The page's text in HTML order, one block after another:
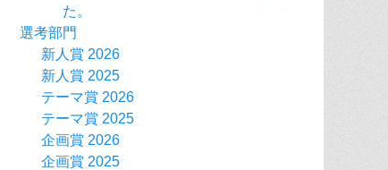
た。
選考部門
新人賞 2026
新人賞 2025
テーマ賞 2026
テーマ賞 2025
企画賞 2026
企画賞 2025